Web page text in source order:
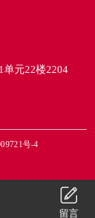
元22楼2204
号-4
留言